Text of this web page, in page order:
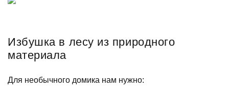
Избушка в лесу из природного
материала
Для необычного домика нам нужно: